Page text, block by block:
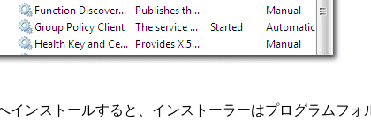
インストールすると、インストーラーはプログラムフォ